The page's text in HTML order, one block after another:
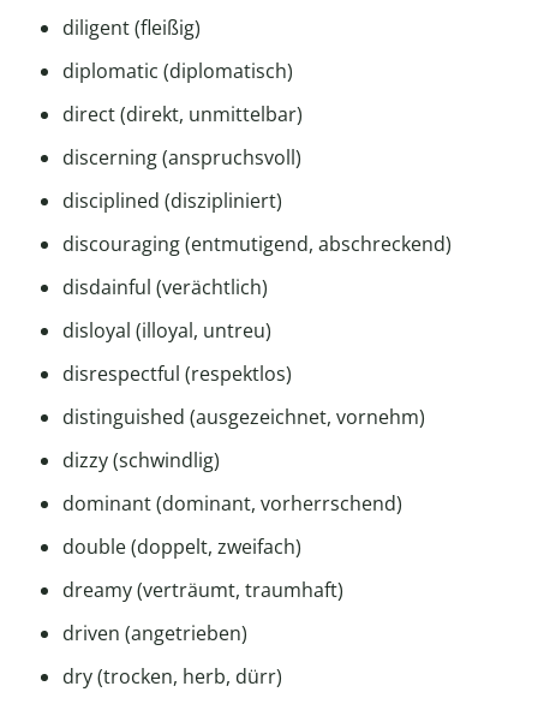
diligent (fleißig)
diplomatic (diplomatisch)
direct (direkt, unmittelbar)
discerning (anspruchsvoll)
disciplined (diszipliniert)
discouraging (entmutigend, abschreckend)
disdainful (verächtlich)
disloyal (illoyal, untreu)
disrespectful (respektlos)
distinguished (ausgezeichnet, vornehm)
dizzy (schwindlig)
dominant (dominant, vorherrschend)
double (doppelt, zweifach)
dreamy (verträumt, traumhaft)
driven (angetrieben)
dry (trocken, herb, dürr)